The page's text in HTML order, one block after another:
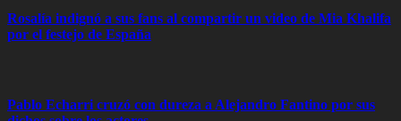
Rosalía indignó a sus fans al compartir un video de Mia Khalifa
por el festejo de España
Pablo Echarri cruzó con dureza a Alejandro Fantino por sus